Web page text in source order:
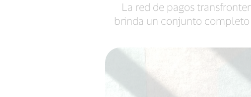
La red de pagos
brinda un conjunto completo